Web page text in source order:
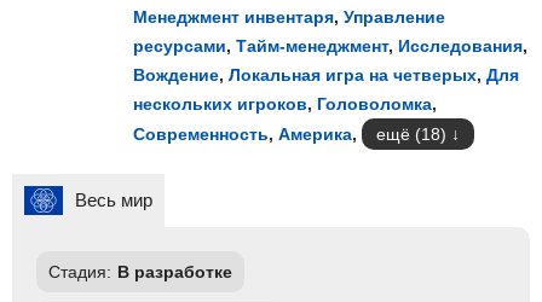
Менеджмент инвентаря, Управление
ресурсами, Тайм-менеджмент, Исследования,
Вождение, Локальная игра на четверых, Для
нескольких игроков, Головоломка,
Современность, Америка, ещё (18)
Весь мир
Стадия: В разработке